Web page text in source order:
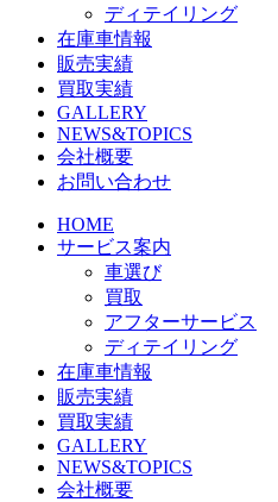
ディテイリング
在庫車情報
販売実績
買取実績
GALLERY
NEWS&TOPICS
会社概要
お問い合わせ
HOME
サービス案内
車選び
買取
アフターサービス
ディテイリング
在庫車情報
販売実績
買取実績
GALLERY
NEWS&TOPICS
会社概要